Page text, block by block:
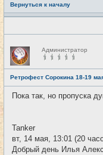
Вернуться к началу
Н
е
в
с
е
т
и
Администратор
Ретрофест Сорокина 18-19
Пока так, но пропуска
Tanker
вт, 14 мая, 13:01 (20
Добрый день Илья